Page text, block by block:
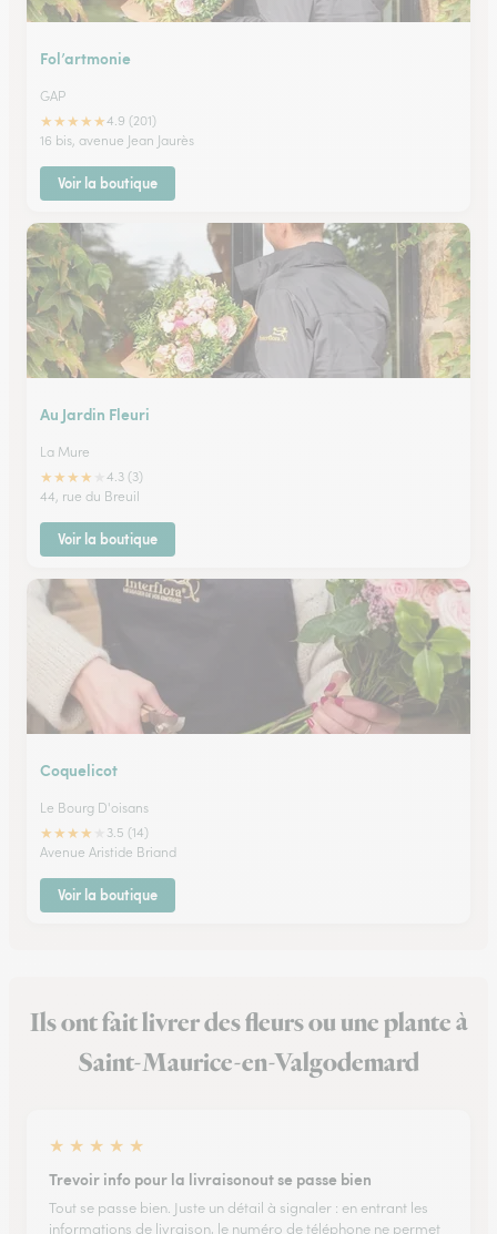
Fol’artmonie
GAP
★★★★★4.9 (201)
16 bis, avenue Jean Jaurès
Voir la boutique
Au Jardin Fleuri
La Mure
★★★★
4.3 (3)
44, rue du Breuil
Voir la boutique
Coquelicot
Le Bourg D'oisans
★★★★
3.5 (14)
Avenue Aristide Briand
Voir la boutique
Ils ont fait livrer des fleurs ou une plante à
Saint-Maurice-en-Valgodemard
★ ★ ★ ★ ★
Trevoir info pour la livraisonout se passe bien
Tout se passe bien. Juste un détail à signaler : en entrant les
informations de livraison, le numéro de téléphone ne permet